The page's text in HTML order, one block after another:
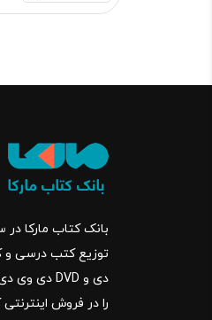
را در فروش